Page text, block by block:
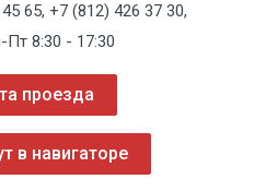
65, +7 (812) 426 37 30,
Пт 8:30 - 17:30
проезда
в навигаторе